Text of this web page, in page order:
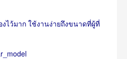
งไว้มาก ใช้งานง่ายถึงขนาดที่ผู้ที่